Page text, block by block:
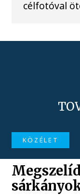
célfotóval
KÖZÉLET